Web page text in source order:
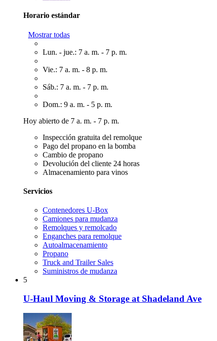
Horario estándar
Mostrar todas
Lun. - jue.: 7 a. m. - 7 p. m.
Vie.: 7 a. m. - 8 p. m.
Sáb.: 7 a. m. - 7 p. m.
Dom.: 9 a. m. - 5 p. m.
Hoy abierto de 7 a. m. - 7 p. m.
Inspección gratuita del remolque
Pago del propano en la bomba
Cambio de propano
Devolución del cliente 24 horas
Almacenamiento para vinos
Servicios
Contenedores U-Box
Camiones para mudanza
Remolques y remolcado
Enganches para remolque
Autoalmacenamiento
Propano
Truck and Trailer Sales
Suministros de mudanza
5
U-Haul Moving & Storage at Shadeland Ave